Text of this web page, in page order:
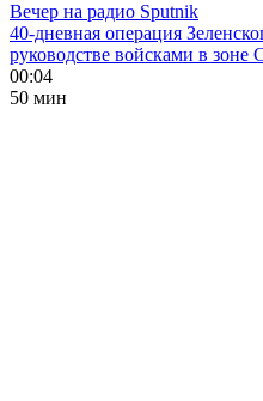
Вечер на радио Sputnik
40-дневная операция
руководстве войсками в зоне
00:04
50 мин